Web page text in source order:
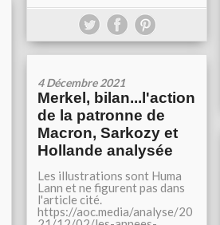
4 Décembre 2021
Merkel, bilan...l'action
de la patronne de
Macron, Sarkozy et
Hollande analysée
Les illustrations sont Huma
Lann et ne figurent pas dans
l'article cité.
https://aoc.media/analyse/20